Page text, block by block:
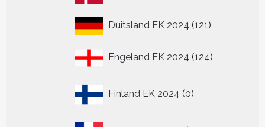
Duitsland EK 2024 121121
Engeland EK 2024 124124
Finland EK 2024 0
producten